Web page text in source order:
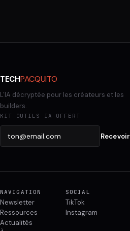
TECHPACQUITO
L'IA décryptée pour les créateurs et les
builders.
KIT OUTILS IA OFFERT
NAVIGATION
Newsletter
Ressources
Actualités
SOCIAL
TikTok
Instagram